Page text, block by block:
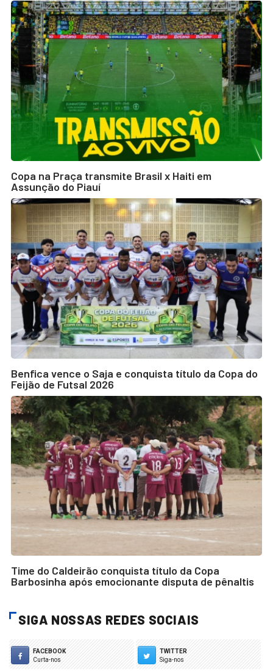
Copa na Praça transmite Brasil x Haiti em
Assunção do Piauí
Benfica vence o Saja e conquista título da Copa do
Feijão de Futsal 2026
Time do Caldeirão conquista título da Copa
Barbosinha após emocionante disputa de pênaltis
SIGA NOSSAS REDES SOCIAIS
FACEBOOK
Curta-nos
TWITTER
Siga-nos